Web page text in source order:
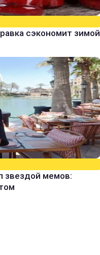
сэкономит зимой
звездой мемов: